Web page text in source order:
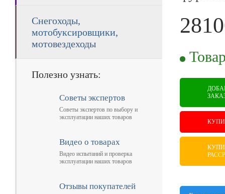
Снегоходы,
мотобуксировщики,
мотовездеходы
Полезно узнать:
Советы экспертов
Советы экспертов по выбору и
эксплуатации наших товаров
Видео о товарах
Видео испытаний и проверка
эксплуатации наших товаров
Отзывы покупателей